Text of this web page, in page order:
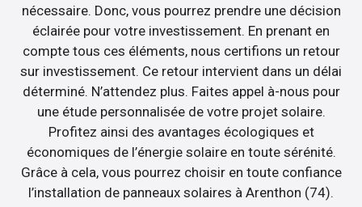
nécessaire. Donc, vous pourrez prendre une décision
éclairée pour votre investissement. En prenant en
compte tous ces éléments, nous certifions un retour
sur investissement. Ce retour intervient dans un délai
déterminé. N’attendez plus. Faites appel à-nous pour
une étude personnalisée de votre projet solaire.
Profitez ainsi des avantages écologiques et
économiques de l’énergie solaire en toute sérénité.
Grâce à cela, vous pourrez choisir en toute confiance
l’installation de panneaux solaires à Arenthon (74).